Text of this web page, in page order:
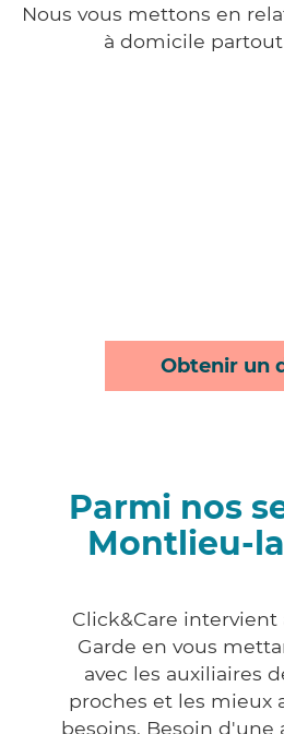
Nous vous mettons en
à domicile
Obtenir un
Parmi nos
Montlieu-
Click&Care
Garde en vous
avec les auxiliaires
proches et les mieux
besoins. Besoin d'une